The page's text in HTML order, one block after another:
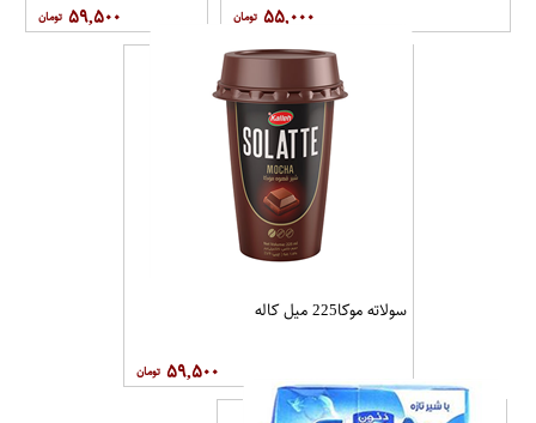
۵۵,۰۰۰ ۵۹,۵۰۰
سولاته موکا225 میل کاله
۵۹,۵۰۰